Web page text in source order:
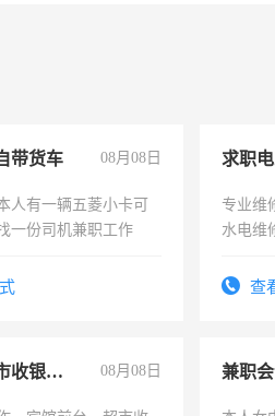
带货车 08月08日
人有一辆五菱小卡可
一份司机兼职工作
求职
专业维
水电维
查
宾馆前台，超市收银员，淘宝客服 08月08日 兼职